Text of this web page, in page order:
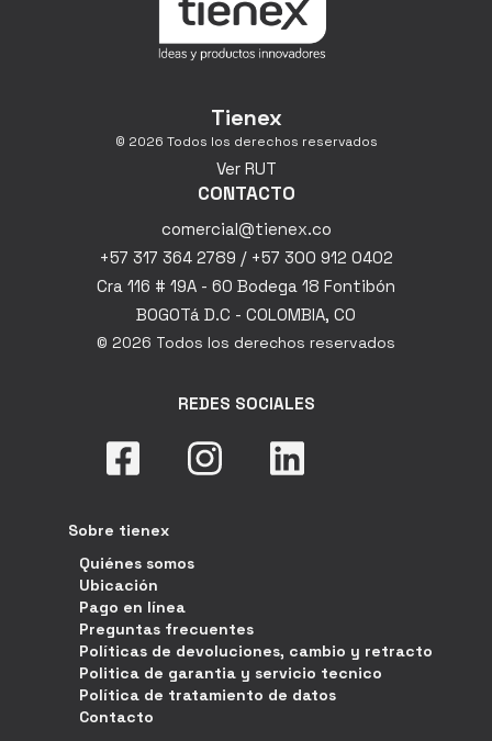
Tienex
© 2026 Todos los derechos reservados
Ver RUT
CONTACTO
comercial@tienex.co
+57 317 364 2789 / +57 300 912 0402
Cra 116 # 19A - 60 Bodega 18 Fontibón
BOGOTá D.C - COLOMBIA, CO
© 2026 Todos los derechos reservados
REDES SOCIALES
Sobre tienex
Quiénes somos
Ubicación
Pago en línea
Preguntas frecuentes
Políticas de devoluciones, cambio y retracto
Politica de garantia y servicio tecnico
Política de tratamiento de datos
Contacto